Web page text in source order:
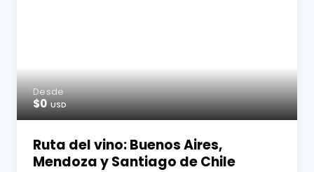
Desde
$0USD
Ruta del vino: Buenos Aires,
Mendoza y Santiago de Chile